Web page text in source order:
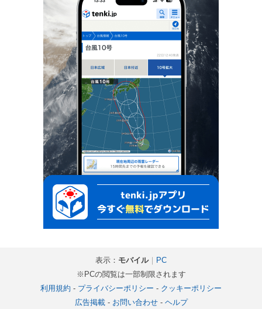
表示： モバイル｜ PC
※PCの閲覧は一部制限されます
利用規約 - プライバシーポリシー - クッキーポリシー
広告掲載- お問い合わせ- ヘルプ